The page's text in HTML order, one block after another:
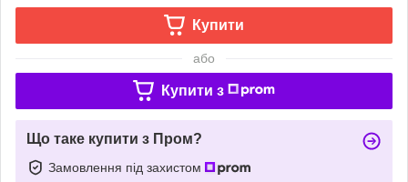
Купити
або
Купити з
Що таке купити з Пром?
Замовлення під захистом